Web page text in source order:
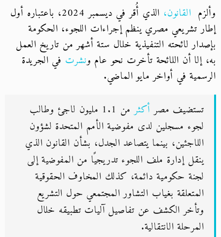
وألزم القانون،
الذي أُقر في ديسمبر 2024، باعتباره أول
إطار تشريعي مصري ينظم إجراءات اللجوء، الحكومة
بإصدار لائحته التنفيذية خلال ستة أشهر من تاريخ العمل
به، إلا أن اللائحة تأخرت نحو عام ونشرت في الجريدة
الرسمية في أواخر مايو الماضي.
تستضيف مصر أكثر
من 1.1 مليون لاجئ وطالب
لجوء مسجلين لدى مفوضية الأمم المتحدة لشؤون
اللاجئين، بينما يتصاعد الجدل، بشأن القانون الذي
ينقل إدارة ملف اللجوء تدريجيًا من المفوضية إلى
لجنة حكومية دائمة، كذلك المخاوف الحقوقية
المتعلقة بغياب التشاور المجتمعي حول التشريع
وتأخر الكشف عن تفاصيل آليات تطبيقه خلال
المرحلة الانتقالية.